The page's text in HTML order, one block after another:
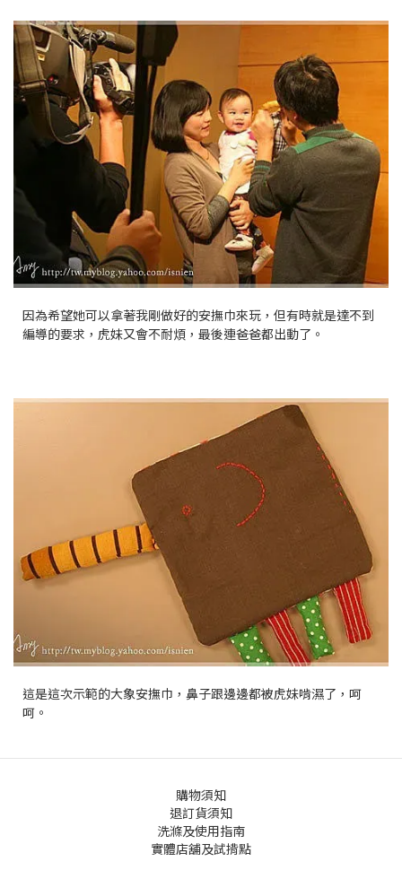
因為希望她可以拿著我剛做好的安撫巾來玩，但有時就是達不到
編導的要求，虎妹又會不耐煩，最後連爸爸都出動了。
這是這次示範的大象安撫巾，鼻子跟邊邊都被虎妹啃濕了，呵
呵。
購物須知
退訂貨須知
洗滌及使用指南
實體店舖及試揹點